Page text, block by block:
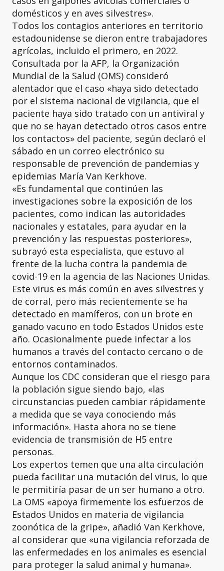
domésticos y en aves silvestres».
Todos los contagios anteriores en territorio
estadounidense se dieron entre trabajadores
agrícolas, incluido el primero, en 2022.
Consultada por la AFP, la Organización
Mundial de la Salud (OMS) consideró
alentador que el caso «haya sido detectado
por el sistema nacional de vigilancia, que el
paciente haya sido tratado con un antiviral y
que no se hayan detectado otros casos entre
los contactos» del paciente, según declaró el
sábado en un correo electrónico su
responsable de prevención de pandemias y
epidemias María Van Kerkhove.
«Es fundamental que continúen las
investigaciones sobre la exposición de los
pacientes, como indican las autoridades
nacionales y estatales, para ayudar en la
prevención y las respuestas posteriores»,
subrayó esta especialista, que estuvo al
frente de la lucha contra la pandemia de
covid-19 en la agencia de las Naciones Unidas.
Este virus es más común en aves silvestres y
de corral, pero más recientemente se ha
detectado en mamíferos, con un brote en
ganado vacuno en todo Estados Unidos este
año. Ocasionalmente puede infectar a los
humanos a través del contacto cercano o de
entornos contaminados.
Aunque los CDC consideran que el riesgo para
la población sigue siendo bajo, «las
circunstancias pueden cambiar rápidamente
a medida que se vaya conociendo más
información». Hasta ahora no se tiene
evidencia de transmisión de H5 entre
personas.
Los expertos temen que una alta circulación
pueda facilitar una mutación del virus, lo que
le permitiría pasar de un ser humano a otro.
La OMS «apoya firmemente los esfuerzos de
Estados Unidos en materia de vigilancia
zoonótica de la gripe», añadió Van Kerkhove,
al considerar que «una vigilancia reforzada de
las enfermedades en los animales es esencial
para proteger la salud animal y humana».